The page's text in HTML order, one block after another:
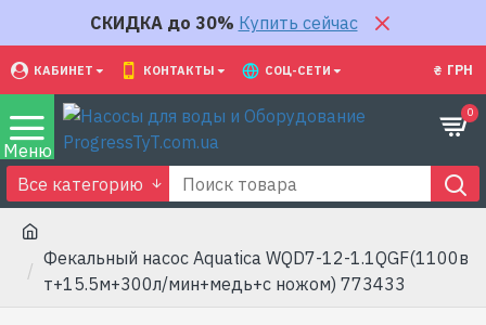
СКИДКА до 30% Купить сейчас
КАБИНЕТ КОНТАКТЫ СОЦ-СЕТИ ₴ ГРН
0
Все категорию
Фекальный насос Aquatica WQD7-12-1.1QGF(1100в
т+15.5м+300л/мин+медь+с ножом) 773433